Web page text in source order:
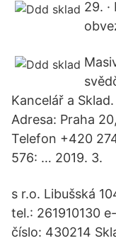
29.
Kancelář a
Adresa: Praha
Telefon +420
576: … 2019. 3.
s r.o. Libušská
tel.: 261910130
číslo: 430214